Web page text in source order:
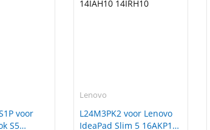
voor
S5
Lenovo
L24M3PK2 voor Lenovo
IdeaPad Slim 5 16AKP10